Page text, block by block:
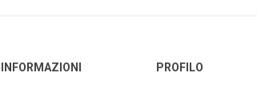
INFORMAZIONI PROFILO